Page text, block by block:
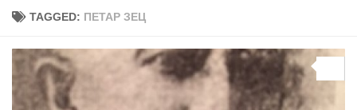
TAGGED: ПЕТАР ЗЕЦ